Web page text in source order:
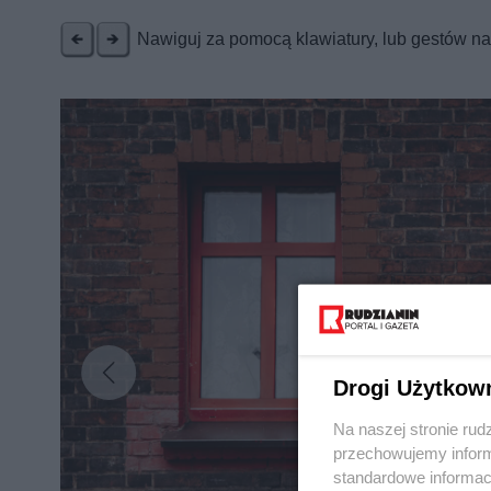
Nawiguj za pomocą klawiatury, lub gestów
Drogi
Na naszej stronie
przechowujemy
standardowe